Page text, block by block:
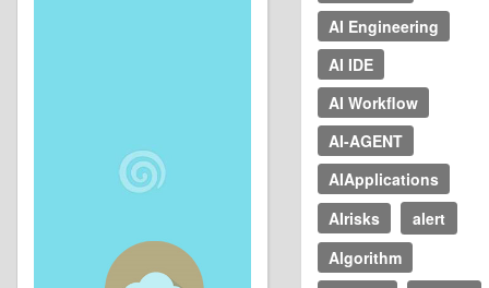
AI Engineering
AI IDE
AI Workflow
AI-AGENT
AIApplications
AIrisks
alert
Algorithm